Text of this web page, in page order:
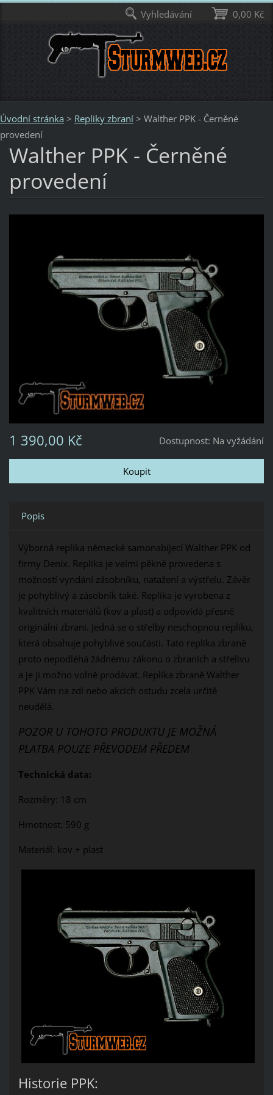
Úvodní stránka > Repliky zbraní > Walther PPK - Černěné
provedení
Walther PPK - Černěné
provedení
Dostupnost: Na vyžádání
1 390,00 Kč
Popis
Výborná replika německé samonabíjecí Walther PPK od
firmy Denix. Replika je velmi pěkně provedena s
možností vyndání zásobníku, natažení a výstřelu. Závěr
je pohyblivý a zásobník také. Replika je vyrobena z
kvalitních materiálů (kov a plast) a odpovídá přesně
originální zbrani. Jedná se o střelby neschopnou repliku,
která obsahuje pohyblivé součásti. Tato replika zbraně
proto nepodléhá žádnému zákonu o zbraních a střelivu
a je ji možno volně prodávat. Replika zbraně Walther
PPK Vám na zdi nebo akcích ostudu zcela určitě
neudělá.
POZOR U TOHOTO PRODUKTU JE MOŽNÁ
PLATBA POUZE PŘEVODEM PŘEDEM
Technická data:
Rozměry: 18 cm
Hmotnost: 590 g
Materiál: kov + plast
Historie PPK:
0,00 Kč
Vyhledávání